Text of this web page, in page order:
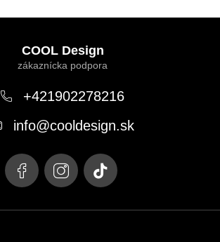
COOL Design
+421902278216
info@cooldesign.sk